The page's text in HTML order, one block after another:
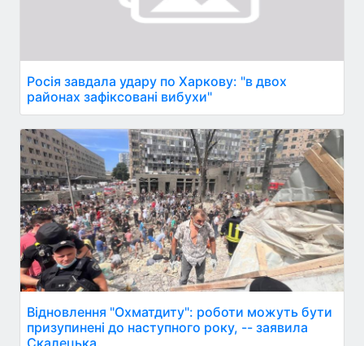
Росія завдала удару по Харкову: "в двох
районах зафіксовані вибухи"
Відновлення "Охматдиту": роботи можуть бути
призупинені до наступного року, -- заявила
Скалецька.